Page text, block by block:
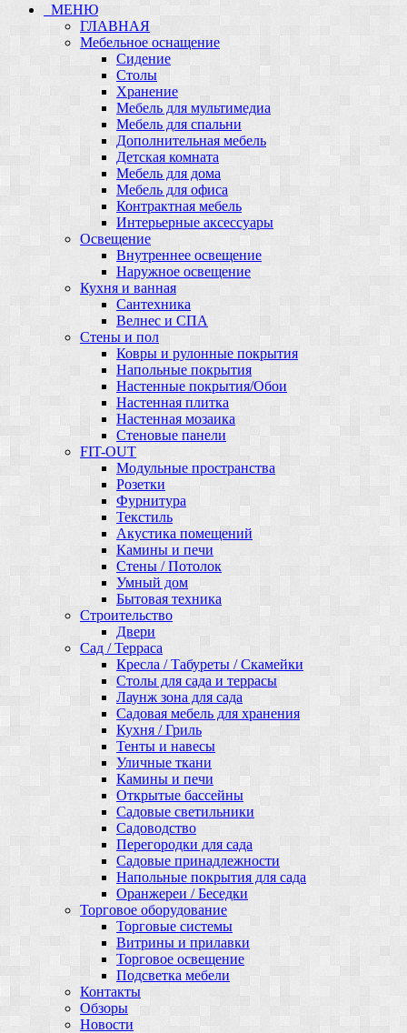
МЕНЮ
ГЛАВНАЯ
Мебельное оснащение
Сидение
Столы
Хранение
Мебель для мультимедиа
Мебель для спальни
Дополнительная мебель
Детская комната
Мебель для дома
Мебель для офиса
Контрактная мебель
Интерьерные аксессуары
Освещение
Внутреннее освещение
Наружное освещение
Кухня и ванная
Сантехника
Велнес и СПА
Стены и пол
Ковры и рулонные покрытия
Напольные покрытия
Настенные покрытия/Обои
Настенная плитка
Настенная мозаика
Стеновые панели
FIT-OUT
Модульные пространства
Розетки
Фурнитура
Текстиль
Акустика помещений
Камины и печи
Стены / Потолок
Умный дом
Бытовая техника
Строительство
Двери
Сад / Терраса
Кресла / Табуреты / Скамейки
Столы для сада и террасы
Лаунж зона для сада
Садовая мебель для хранения
Кухня / Гриль
Тенты и навесы
Уличные ткани
Камины и печи
Открытые бассейны
Садовые светильники
Садоводство
Перегородки для сада
Садовые принадлежности
Напольные покрытия для сада
Оранжереи / Беседки
Торговое оборудование
Торговые системы
Витрины и прилавки
Торговое освещение
Подсветка мебели
Контакты
Обзоры
Новости